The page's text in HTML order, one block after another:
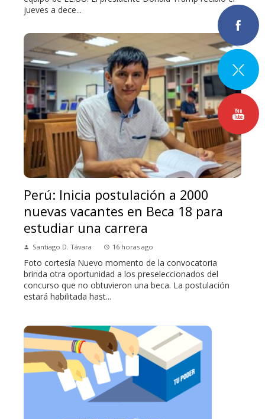
jueves a dece...
Perú: Inicia postulación a 2000
nuevas vacantes en Beca 18 para
estudiar una carrera
Santiago D. Távara 16 horas ago
Foto cortesía Nuevo momento de la convocatoria
brinda otra oportunidad a los preseleccionados del
concurso que no obtuvieron una beca. La postulación
estará habilitada hast...